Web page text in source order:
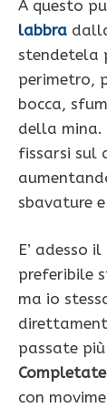
A questo
labbra
stendetela
perimetro,
bocca,
della mina.
fissarsi sul
sbavature
E’ adesso
preferibile
ma io
passate
con